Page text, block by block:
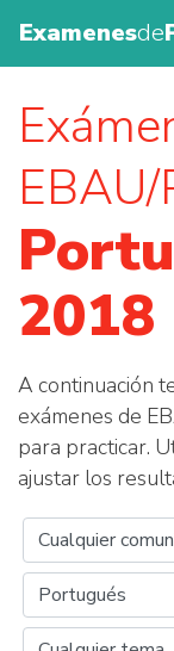
Examenesde
2018
A continuación
exámenes de
para practicar.
ajustar los